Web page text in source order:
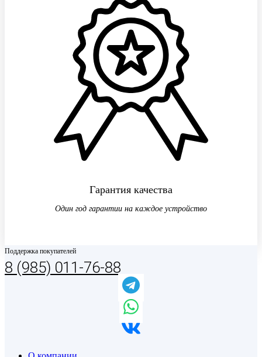
Гарантия качества
Один год гарантии на каждое устройство
Поддержка покупателей
8 (985) 011-76-88